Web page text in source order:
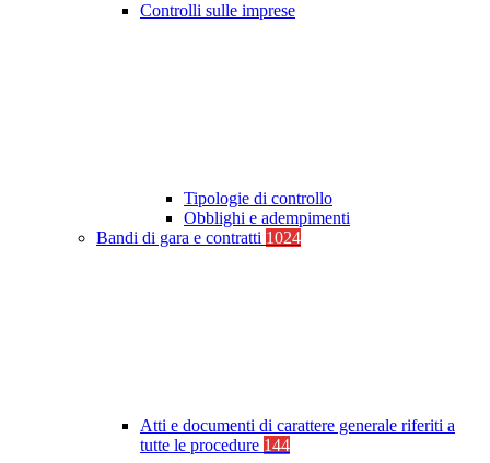
Controlli sulle imprese
Tipologie di controllo
Obblighi e adempimenti
Bandi di gara e contratti 1024
Atti e documenti di carattere generale riferiti a
tutte le procedure 144